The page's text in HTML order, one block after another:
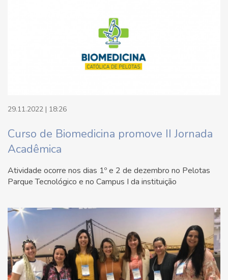
29.11.2022 | 18:26
Curso de Biomedicina promove II Jornada
Acadêmica
Atividade ocorre nos dias 1º e 2 de dezembro no Pelotas
Parque Tecnológico e no Campus I da instituição